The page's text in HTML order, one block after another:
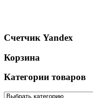
Счетчик Yandex
Корзина
Категории товаров